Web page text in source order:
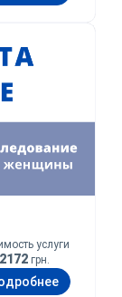
услуги
2172 грн.